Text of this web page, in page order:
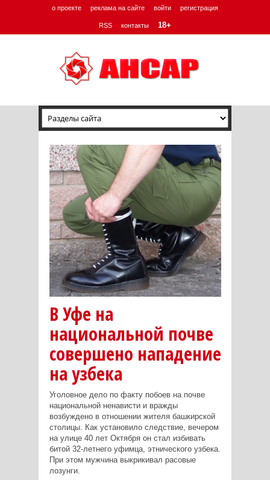
о проекте реклама на сайте войти регистрация
RSS контакты 18+
В Уфе на
национальной почве
совершено нападение
на узбека
Уголовное дело по факту побоев на почве
национальной ненависти и вражды
возбуждено в отношении жителя башкирской
столицы. Как установило следствие, вечером
на улице 40 лет Октября он стал избивать
битой 32-летнего уфимца, этнического узбека.
При этом мужчина выкрикивал расовые
лозунги.